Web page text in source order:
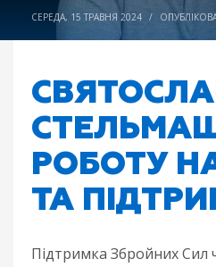
СЕРЕДА, 15 ТРАВНЯ 2024 /
РОБОТУ
ТА
Підтримка Збройних Сил